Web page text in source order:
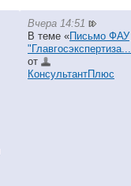
Вчера 14:51
В теме «Письмо ФАУ
"Главгосэкспертиза...
от
КонсультантПлюс